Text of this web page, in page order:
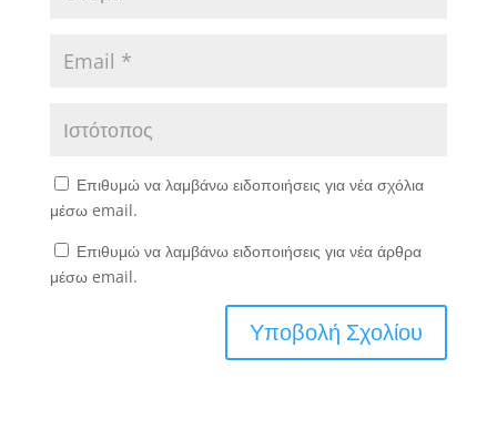
Επιθυμώ να λαμβάνω ειδοποιήσεις για νέα σχόλια
μέσω email.
Επιθυμώ να λαμβάνω ειδοποιήσεις για νέα άρθρα
μέσω email.